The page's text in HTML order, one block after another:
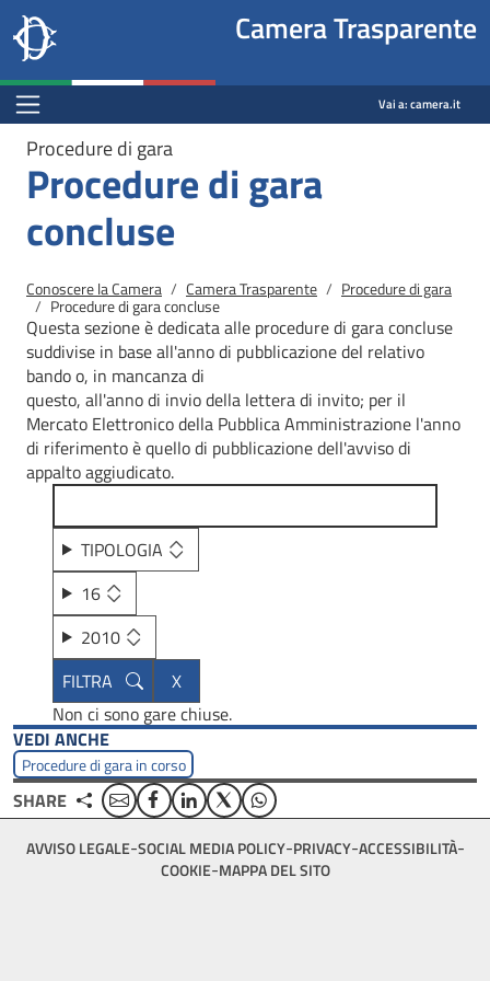
Salta al contenuto principale
Salta al menu di navigazione
Site
header
block
Camera dei deputati
Camera Trasparente
Menu Bar block
Vai a:camera.it
Procedure di gara
Procedure di gara
concluse
Briciole di pane
Conoscere la Camera Camera Trasparente Procedure di gara
Procedure di gara concluse
Questa sezione è dedicata alle procedure di gara concluse
suddivise in base all'anno di pubblicazione del relativo
bando o, in mancanza di
questo, all'anno di invio della lettera di invito; per il
Mercato Elettronico della Pubblica Amministrazione l'anno
di riferimento è quello di pubblicazione dell'avviso di
appalto aggiudicato.
TIPOLOGIA
16
2010
Non ci sono gare chiuse.
VEDI ANCHE
Procedure di gara in corso
SHARE EmailFacebookLinkedinTwitterWhatsApp
Footer
bottom
AVVISO LEGALE SOCIAL MEDIA POLICY PRIVACY ACCESSIBILITÀ
COOKIE MAPPA DEL SITO
Fine pagina
Salta al contenuto principale
Salta al menu di navigazione
Vai a inizio pagina